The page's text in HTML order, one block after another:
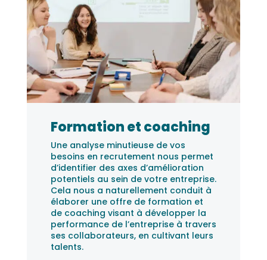
Formation et coaching
Une analyse minutieuse de vos
besoins en recrutement nous permet
d’identifier des axes d’amélioration
potentiels au sein de votre entreprise.
Cela nous a naturellement conduit à
élaborer une offre de formation et
de coaching visant à développer la
performance de l’entreprise à travers
ses collaborateurs, en cultivant leurs
talents.